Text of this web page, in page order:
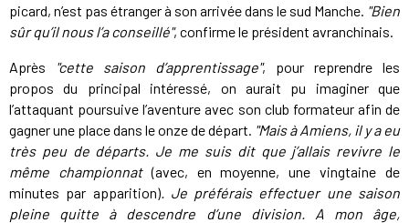
picard, n’est pas étranger à son arrivée dans le sud Manche. "Bien
sûr qu’il nous l’a conseillé", confirme le président avranchinais.
Après "cette saison d’apprentissage", pour reprendre les
propos du principal intéressé, on aurait pu imaginer que
l’attaquant poursuive l’aventure avec son club formateur afin de
gagner une place dans le onze de départ. "Mais à Amiens, il y a eu
très peu de départs. Je me suis dit que j’allais revivre le
même championnat(avec, en moyenne, une vingtaine de
minutes par apparition). Je préférais effectuer une saison
pleine quitte à descendre d’une division. A mon âge,